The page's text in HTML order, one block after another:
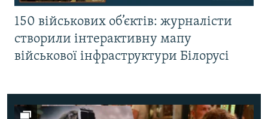
150 військових об’єктів: журналісти
створили інтерактивну мапу
військової інфраструктури Білорусі